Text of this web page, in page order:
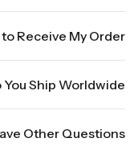
Receive My Order?
Sunday or on holidays
day. Please allow up to
four to seven business
You Ship Worldwide?
ground.
Other Questions?